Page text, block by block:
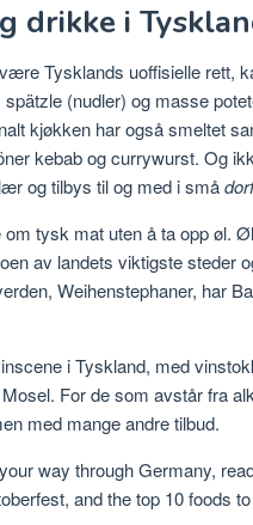
drikke i
Tysklands uoffisielle rett,
(nudler) og masse
kjøkken har også smeltet
kebab og currywurst. Og
og tilbys til og med i små
tysk mat uten å ta opp øl.
av landets viktigste steder
Weihenstephaner, har
i Tyskland, med
For de som avstår fra
med mange andre tilbud.
way through Germany,
and the top 10 foods